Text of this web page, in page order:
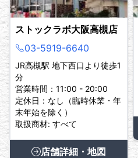
ストックラボ大阪高槻店
03-5919-6640
JR高槻駅 地下西口より徒歩1
分
営業時間：11:00 - 20:00
定休日：なし（臨時休業・年
末年始を除く）
取扱商材: すべて
店舗詳細・地図